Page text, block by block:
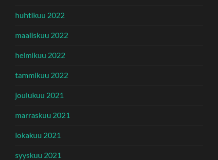
huhtikuu 2022
maaliskuu 2022
helmikuu 2022
tammikuu 2022
joulukuu 2021
marraskuu 2021
lokakuu 2021
syyskuu 2021